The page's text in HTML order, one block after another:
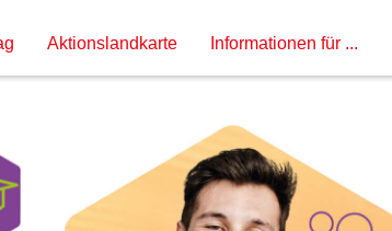
Aktionslandkarte Informationen für ...